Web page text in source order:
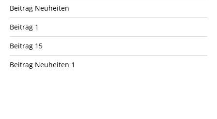
Beitrag Neuheiten
Beitrag 1
Beitrag 15
Beitrag Neuheiten 1